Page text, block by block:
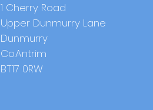
1 Cherry Road
Upper Dunmurry Lane
Dunmurry
Co.Antrim
BT17 0RW